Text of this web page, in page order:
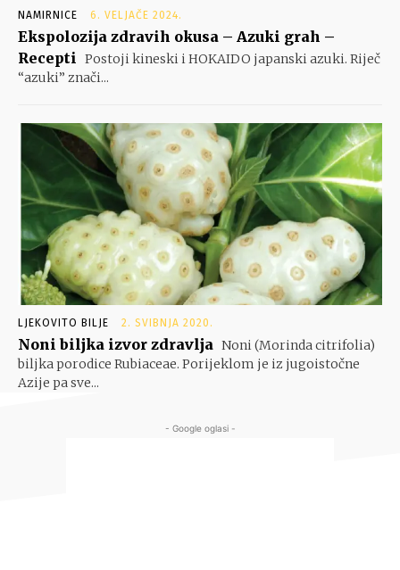
NAMIRNICE 6. VELJAČE 2024.
Ekspolozija zdravih okusa – Azuki grah –
Recepti Postoji kineski i HOKAIDO japanski azuki. Riječ
“azuki” znači...
LJEKOVITO BILJE 2. SVIBNJA 2020.
Noni biljka izvor zdravlja Noni (Morinda citrifolia)
biljka porodice Rubiaceae. Porijeklom je iz jugoistočne
Azije pa sve...
- Google oglasi -